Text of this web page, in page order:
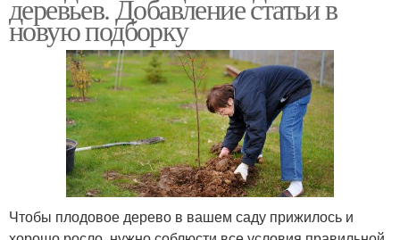
деревьев. Добавление статьи в
новую подборку
Чтобы плодовое дерево в вашем саду прижилось и